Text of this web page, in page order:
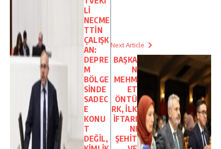
Lİ
NECME
TTİN
ÇALIŞK
AN:
DEPRE
M
BÖLGE
SİNDE
SADEC
E
KONU
T
DEĞİL,
Next Article
BAŞKA
N
MEHM
ET
ÖNTÜ
RK, İLK
İFTARI
NI
ŞEHİT